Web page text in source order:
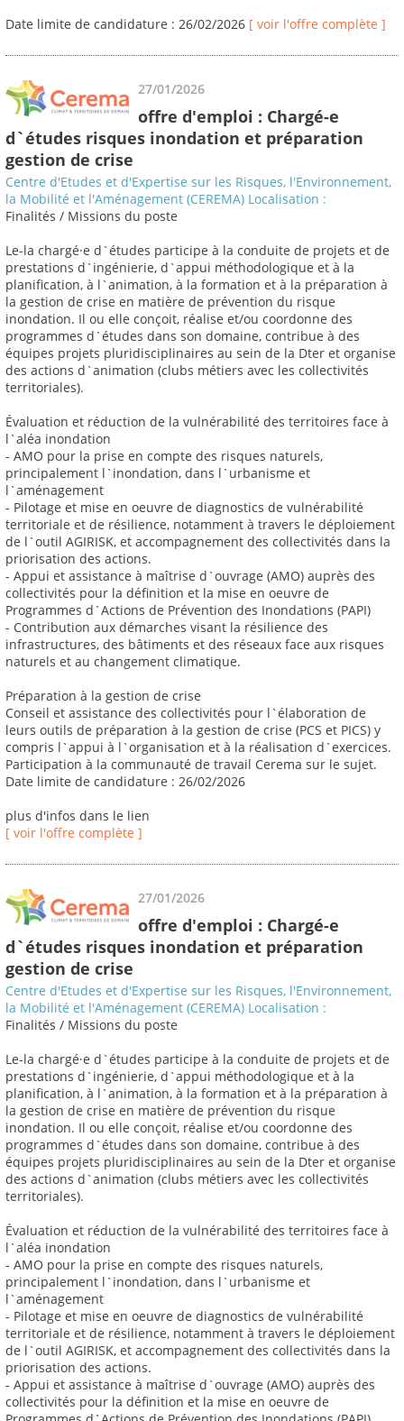
Date limite de candidature : 26/02/2026 [ voir l'offre complète ]
27/01/2026
offre d'emploi : Chargé-e
d`études risques inondation et préparation
gestion de crise
Centre d'Etudes et d'Expertise sur les Risques, l'Environnement,
la Mobilité et l'Aménagement (CEREMA) Localisation :
Finalités / Missions du poste
Le-la chargé·e d`études participe à la conduite de projets et de
prestations d`ingénierie, d`appui méthodologique et à la
planification, à l`animation, à la formation et à la préparation à
la gestion de crise en matière de prévention du risque
inondation. Il ou elle conçoit, réalise et/ou coordonne des
programmes d`études dans son domaine, contribue à des
équipes projets pluridisciplinaires au sein de la Dter et organise
des actions d`animation (clubs métiers avec les collectivités
territoriales).
Évaluation et réduction de la vulnérabilité des territoires face à
l`aléa inondation
- AMO pour la prise en compte des risques naturels,
principalement l`inondation, dans l`urbanisme et
l`aménagement
- Pilotage et mise en oeuvre de diagnostics de vulnérabilité
territoriale et de résilience, notamment à travers le déploiement
de l`outil AGIRISK, et accompagnement des collectivités dans la
priorisation des actions.
- Appui et assistance à maîtrise d`ouvrage (AMO) auprès des
collectivités pour la définition et la mise en oeuvre de
Programmes d`Actions de Prévention des Inondations (PAPI)
- Contribution aux démarches visant la résilience des
infrastructures, des bâtiments et des réseaux face aux risques
naturels et au changement climatique.
Préparation à la gestion de crise
Conseil et assistance des collectivités pour l`élaboration de
leurs outils de préparation à la gestion de crise (PCS et PICS) y
compris l`appui à l`organisation et à la réalisation d`exercices.
Participation à la communauté de travail Cerema sur le sujet.
Date limite de candidature : 26/02/2026
plus d'infos dans le lien
[ voir l'offre complète ]
27/01/2026
offre d'emploi : Chargé-e
d`études risques inondation et préparation
gestion de crise
Centre d'Etudes et d'Expertise sur les Risques, l'Environnement,
la Mobilité et l'Aménagement (CEREMA) Localisation :
Finalités / Missions du poste
Le-la chargé·e d`études participe à la conduite de projets et de
prestations d`ingénierie, d`appui méthodologique et à la
planification, à l`animation, à la formation et à la préparation à
la gestion de crise en matière de prévention du risque
inondation. Il ou elle conçoit, réalise et/ou coordonne des
programmes d`études dans son domaine, contribue à des
équipes projets pluridisciplinaires au sein de la Dter et organise
des actions d`animation (clubs métiers avec les collectivités
territoriales).
Évaluation et réduction de la vulnérabilité des territoires face à
l`aléa inondation
- AMO pour la prise en compte des risques naturels,
principalement l`inondation, dans l`urbanisme et
l`aménagement
- Pilotage et mise en oeuvre de diagnostics de vulnérabilité
territoriale et de résilience, notamment à travers le déploiement
de l`outil AGIRISK, et accompagnement des collectivités dans la
priorisation des actions.
- Appui et assistance à maîtrise d`ouvrage (AMO) auprès des
collectivités pour la définition et la mise en oeuvre de